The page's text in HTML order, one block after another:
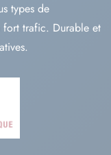
types de
fort trafic. Durable et